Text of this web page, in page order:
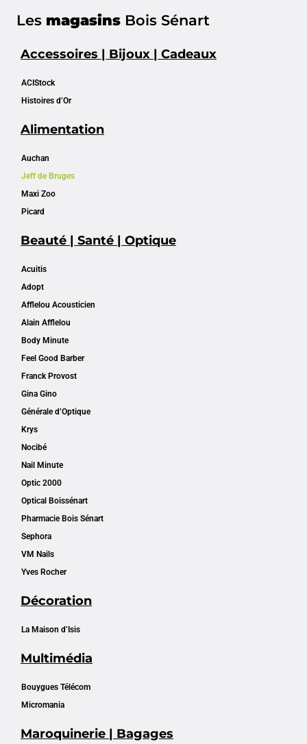
Les magasins Bois Sénart
Accessoires | Bijoux | Cadeaux
ACIStock
Histoires d’Or
Alimentation
Auchan
Jeff de Bruges
Maxi Zoo
Picard
Beauté | Santé | Optique
Acuitis
Adopt
Afflelou Acousticien
Alain Afflelou
Body Minute
Feel Good Barber
Franck Provost
Gina Gino
Générale d’Optique
Krys
Nocibé
Nail Minute
Optic 2000
Optical Boissénart
Pharmacie Bois Sénart
Sephora
VM Nails
Yves Rocher
Décoration
La Maison d’Isis
Multimédia
Bouygues Télécom
Micromania
Maroquinerie | Bagages